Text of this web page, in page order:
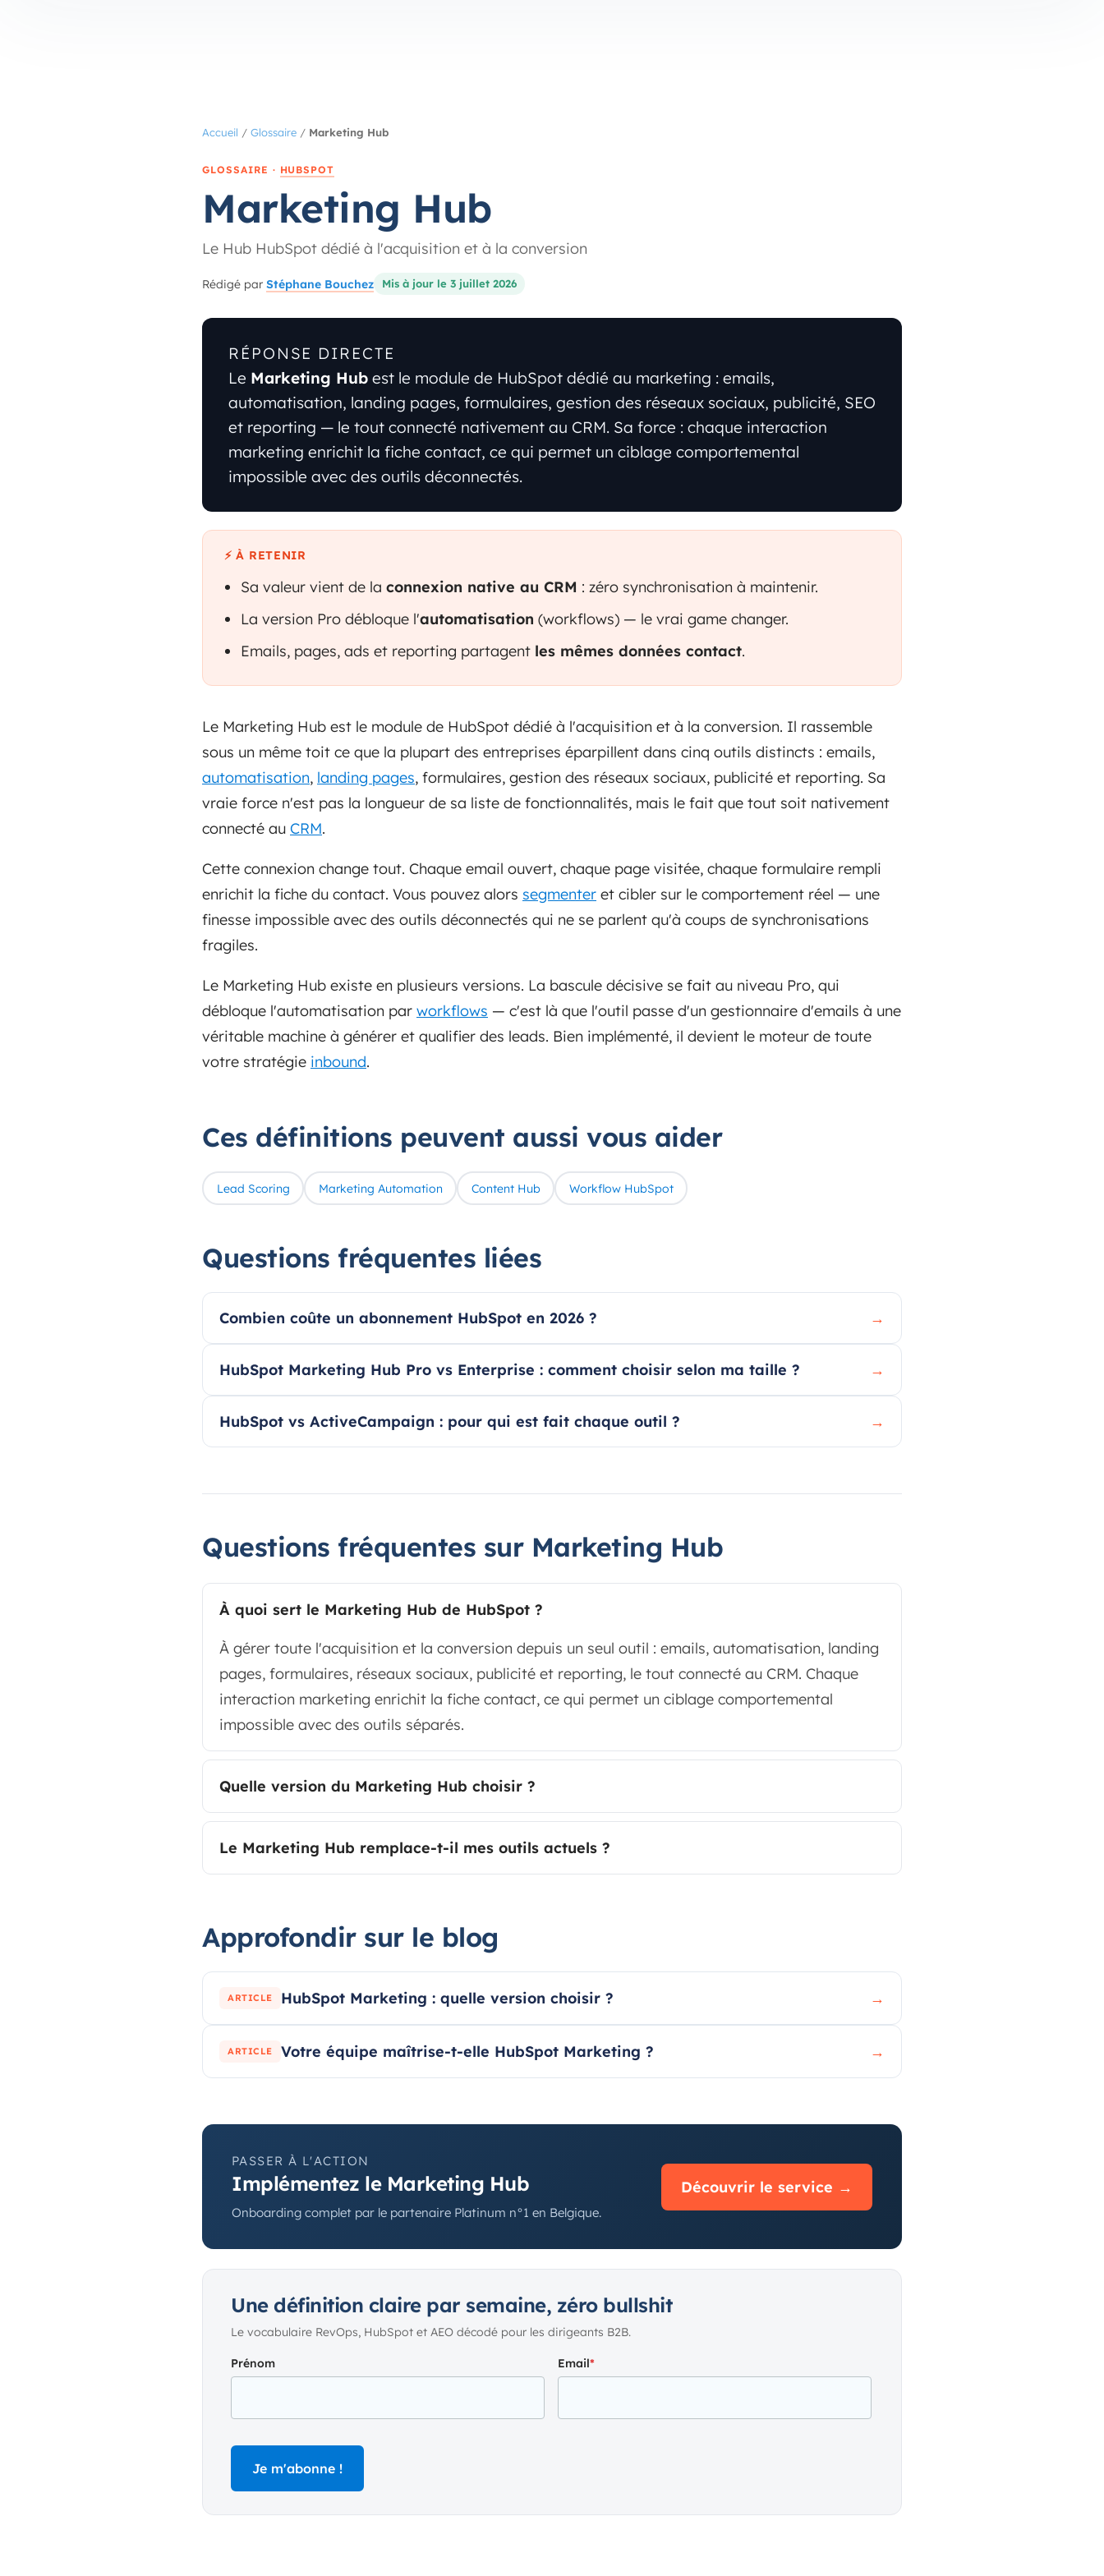
Accueil / Glossaire / Marketing Hub
GLOSSAIRE · HUBSPOT
Marketing Hub
Le Hub HubSpot dédié à l'acquisition et à la conversion
Rédigé par Stéphane Bouchez Mis à jour le 3 juillet 2026
RÉPONSE DIRECTE
Le Marketing Hub est le module de HubSpot dédié au marketing : emails,
automatisation, landing pages, formulaires, gestion des réseaux sociaux, publicité, SEO
et reporting — le tout connecté nativement au CRM. Sa force : chaque interaction
marketing enrichit la fiche contact, ce qui permet un ciblage comportemental
impossible avec des outils déconnectés.
⚡ À RETENIR
Sa valeur vient de la connexion native au CRM : zéro synchronisation à maintenir.
La version Pro débloque l'automatisation (workflows) — le vrai game changer.
Emails, pages, ads et reporting partagent les mêmes données contact.
Le Marketing Hub est le module de HubSpot dédié à l'acquisition et à la conversion. Il rassemble
sous un même toit ce que la plupart des entreprises éparpillent dans cinq outils distincts : emails,
automatisation, landing pages, formulaires, gestion des réseaux sociaux, publicité et reporting. Sa
vraie force n'est pas la longueur de sa liste de fonctionnalités, mais le fait que tout soit nativement
connecté au CRM.
Cette connexion change tout. Chaque email ouvert, chaque page visitée, chaque formulaire rempli
enrichit la fiche du contact. Vous pouvez alors segmenter et cibler sur le comportement réel — une
finesse impossible avec des outils déconnectés qui ne se parlent qu'à coups de synchronisations
fragiles.
Le Marketing Hub existe en plusieurs versions. La bascule décisive se fait au niveau Pro, qui
débloque l'automatisation par workflows — c'est là que l'outil passe d'un gestionnaire d'emails à une
véritable machine à générer et qualifier des leads. Bien implémenté, il devient le moteur de toute
votre stratégie inbound.
Ces définitions peuvent aussi vous aider
Lead Scoring Marketing Automation Content Hub Workflow HubSpot
Questions fréquentes liées
Combien coûte un abonnement HubSpot en 2026 ? →
HubSpot Marketing Hub Pro vs Enterprise : comment choisir selon ma taille ? →
HubSpot vs ActiveCampaign : pour qui est fait chaque outil ? →
Questions fréquentes sur Marketing Hub
À quoi sert le Marketing Hub de HubSpot ?
À gérer toute l'acquisition et la conversion depuis un seul outil : emails, automatisation, landing
pages, formulaires, réseaux sociaux, publicité et reporting, le tout connecté au CRM. Chaque
interaction marketing enrichit la fiche contact, ce qui permet un ciblage comportemental
impossible avec des outils séparés.
Quelle version du Marketing Hub choisir ?
Le Marketing Hub remplace-t-il mes outils actuels ?
Approfondir sur le blog
ARTICLE HubSpot Marketing : quelle version choisir ? →
ARTICLE Votre équipe maîtrise-t-elle HubSpot Marketing ? →
PASSER À L'ACTION
Implémentez le Marketing Hub
Onboarding complet par le partenaire Platinum n°1 en Belgique.
Découvrir le service →
Une définition claire par semaine, zéro bullshit
Le vocabulaire RevOps, HubSpot et AEO décodé pour les dirigeants B2B.
Prénom Email*